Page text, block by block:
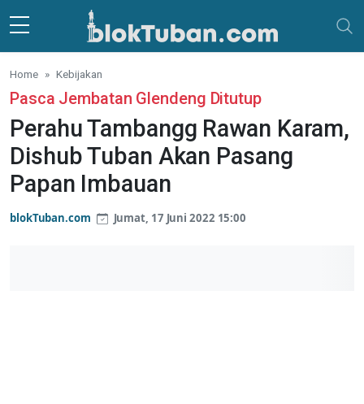
Skip to main content
Home Kebijakan
Pasca Jembatan Glendeng Ditutup
Perahu Tambangg Rawan Karam,
Dishub Tuban Akan Pasang
Papan Imbauan
blokTuban.com Jumat, 17 Juni 2022 15:00